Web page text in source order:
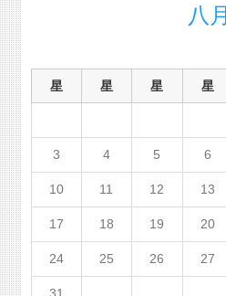
八月
星 星 星 星
3 4 5 6
10 11 12 13
17 18 19 20
24 25 26 27